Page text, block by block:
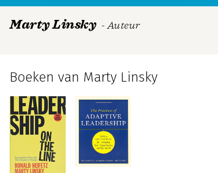
Marty Linsky - Auteur
Boeken van Marty Linsky